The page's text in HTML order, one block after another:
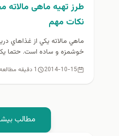
طرز تهیه ماهی
نكات مهم
ماهي مالاته يكي از غذاهاي
خوشمزه و ساده است. حتما
2014-10-15 1 دقیقه مطالعه
مطالب